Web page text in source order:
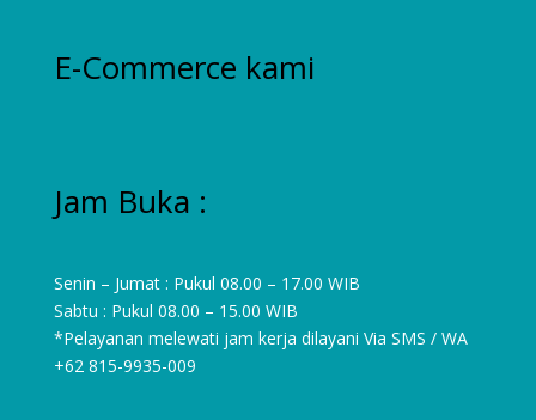
E-Commerce kami
Jam Buka :
Senin – Jumat : Pukul 08.00 – 17.00 WIB
Sabtu : Pukul 08.00 – 15.00 WIB
*Pelayanan melewati jam kerja dilayani Via SMS / WA
+62 815-9935-009